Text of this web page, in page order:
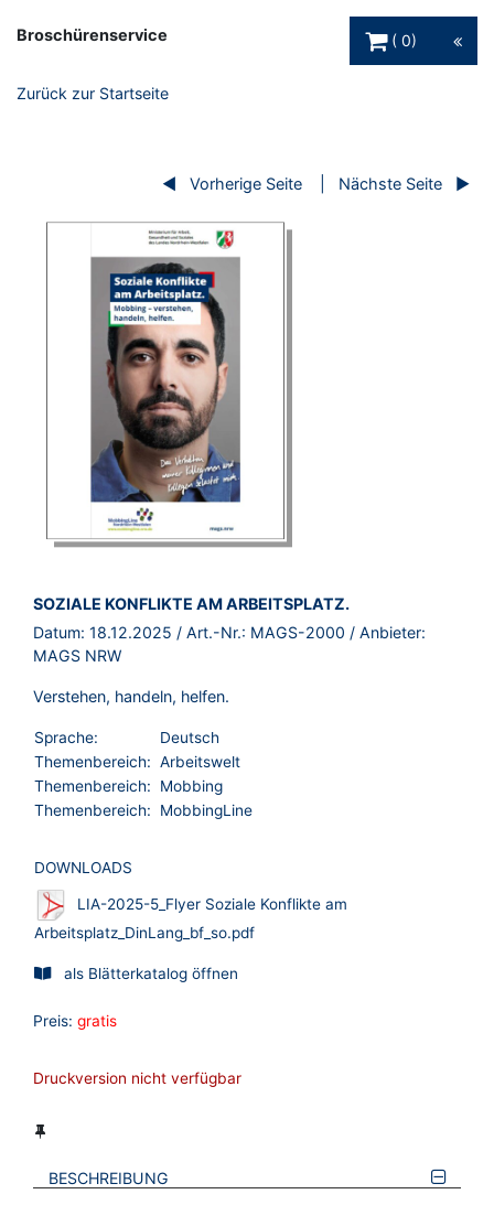
Broschürenservice
0
Zurück zur Startseite
Vorherige Seite Nächste Seite
BROSCHÜRE:
SOZIALE KONFLIKTE AM ARBEITSPLATZ.
Datum: 18.12.2025 / Art.-Nr.: MAGS-2000 / Anbieter:
MAGS NRW
Verstehen, handeln, helfen.
Sprache:
Deutsch
Themenbereich: Arbeitswelt
Themenbereich:
Mobbing
Themenbereich:
MobbingLine
DOWNLOADS
LIA-2025-5_Flyer Soziale Konflikte am
Arbeitsplatz_DinLang_bf_so.pdf
als Blätterkatalog öffnen
Preis: gratis
Druckversion nicht verfügbar
BESCHREIBUNG